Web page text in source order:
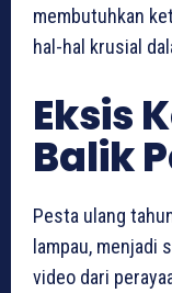
membutuhkan
hal-hal krusial
Eksis
Balik
Pesta ulang
lampau,
video dari